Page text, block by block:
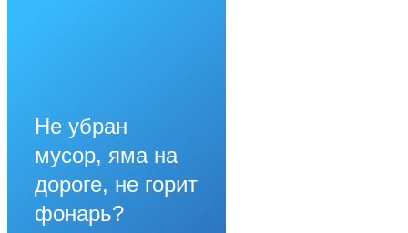
Не убран
мусор, яма на
дороге, не горит
фонарь?